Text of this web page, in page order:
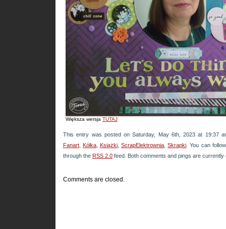
Większa wersja TUTAJ
This entry was posted on Saturday, May 6th, 2023 at 19:37
Fanart
Kółka Książki ,ScrapElektrownia ,Skrapki . You can
through the RSS 2.0 feed. Both comments and pings are currently
Comments are closed.